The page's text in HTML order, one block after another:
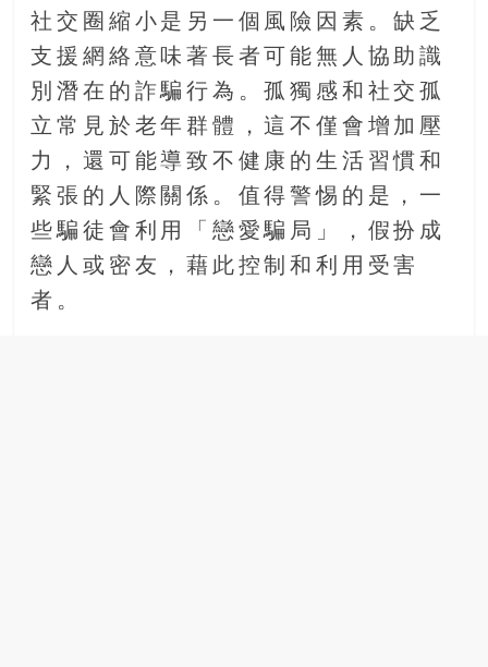
社交圈縮小是另一個風險因素。缺乏
支援網絡意味著長者可能無人協助識
別潛在的詐騙行為。孤獨感和社交孤
立常見於老年群體，這不僅會增加壓
力，還可能導致不健康的生活習慣和
緊張的人際關係。值得警惕的是，一
些騙徒會利用「戀愛騙局」，假扮成
戀人或密友，藉此控制和利用受害
者。